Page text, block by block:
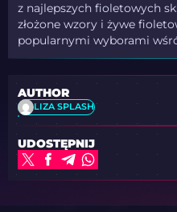
z najlepszych fioletowych
złożone wzory i żywe
popularnymi wyborami
AUTHOR
LIZA SPLASH
UDOSTĘPNIJ